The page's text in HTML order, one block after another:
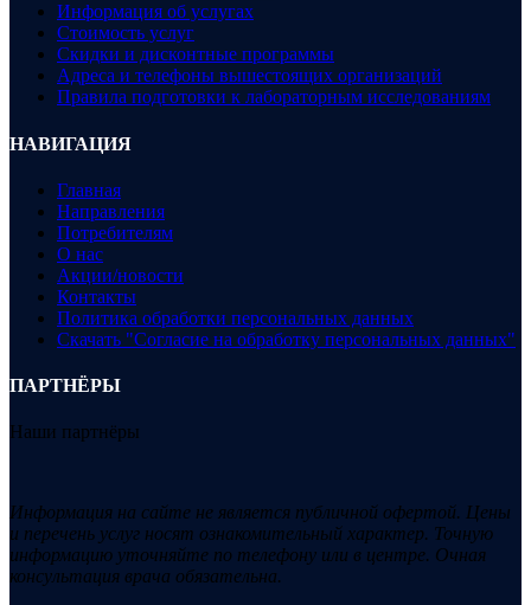
Информация об услугах
Стоимость услуг
Скидки и дисконтные программы
Адреса и телефоны вышестоящих организаций
Правила подготовки к лабораторным исследованиям
НАВИГАЦИЯ
Главная
Направления
Потребителям
О нас
Акции/новости
Контакты
Политика обработки персональных данных
Скачать "Согласие на обработку персональных данных"
ПАРТНЁРЫ
Наши партнёры
Информация на сайте не является публичной офертой. Цены
и перечень услуг носят ознакомительный характер. Точную
информацию уточняйте по телефону или в центре. Очная
консультация врача обязательна.